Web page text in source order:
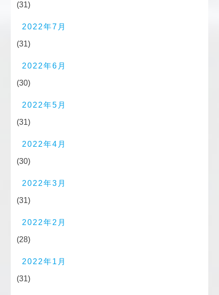
(31)
2022年7月
(31)
2022年6月
(30)
2022年5月
(31)
2022年4月
(30)
2022年3月
(31)
2022年2月
(28)
2022年1月
(31)